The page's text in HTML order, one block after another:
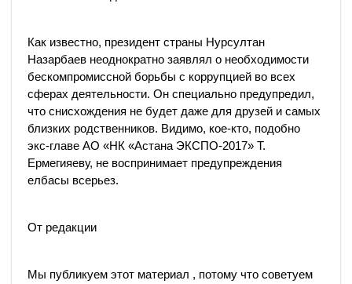
Как известно, президент страны Нурсултан
Назарбаев неоднократно заявлял о необходимости
бескомпромиссной борьбы с коррупцией во всех
сферах деятельности. Он специально предупредил,
что снисхождения не будет даже для друзей и самых
близких родственников. Видимо, кое-кто, подобно
экс-главе АО «НК «Астана ЭКСПО-2017» Т.
Ермегияеву, не воспринимает предупреждения
елбасы всерьез.
От редакции
Мы публикуем этот материал , потому что советуем